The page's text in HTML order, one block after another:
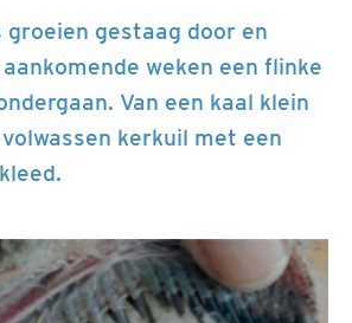
groeien gestaag door en
weken een flinke
Van een kaal klein
kerkuil met een